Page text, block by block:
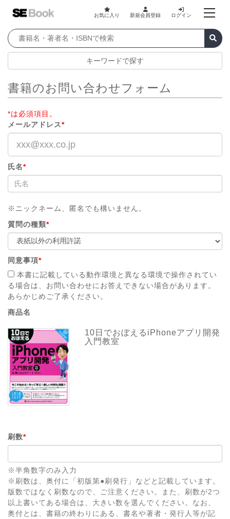
お気に入り 新規会員登録 ログイン
キーワードで探す
書籍のお問い合わせフォーム
*は必須項目。
メールアドレス*
氏名*
※ニックネーム、匿名でも構いません。
質問の種類*
同意事項*
本書に記載している動作環境と異なる環境で操作されてい
る場合は、お問い合わせにお答えできない場合があります。
あらかじめご了承ください。
商品名
10日でおぼえるiPhoneアプリ開発
入門教室
刷数*
※半角数字のみ入力
※刷数は、奥付に「初版第●刷発行」などと記載しています。
版数ではなく刷数なので、ご注意ください。また、刷数が2つ
以上書いてある場合は、大きい数を選んでください。なお、
奥付とは、書籍の終わりにある、書名や著者・発行人等が記